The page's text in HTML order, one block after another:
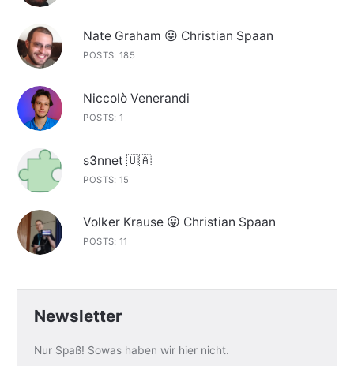
Nate Graham 😛 Christian Spaan
POSTS: 185
Niccolò Venerandi
POSTS: 1
s3nnet 🇺🇦
POSTS: 15
Volker Krause 😛 Christian Spaan
POSTS: 11
Newsletter
Nur Spaß! Sowas haben wir hier nicht.